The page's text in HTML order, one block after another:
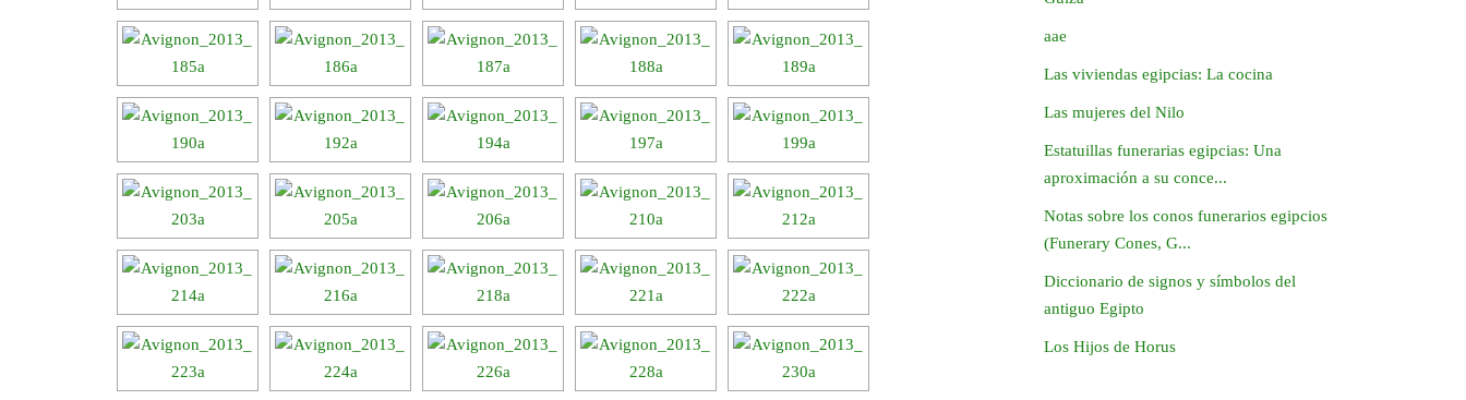
aae
Las viviendas egipcias: La cocina
Las mujeres del Nilo
Estatuillas funerarias egipcias: Una
aproximación a su conce...
Notas sobre los conos funerarios egipcios
(Funerary Cones, G...
Diccionario de signos y símbolos del
antiguo Egipto
Los Hijos de Horus